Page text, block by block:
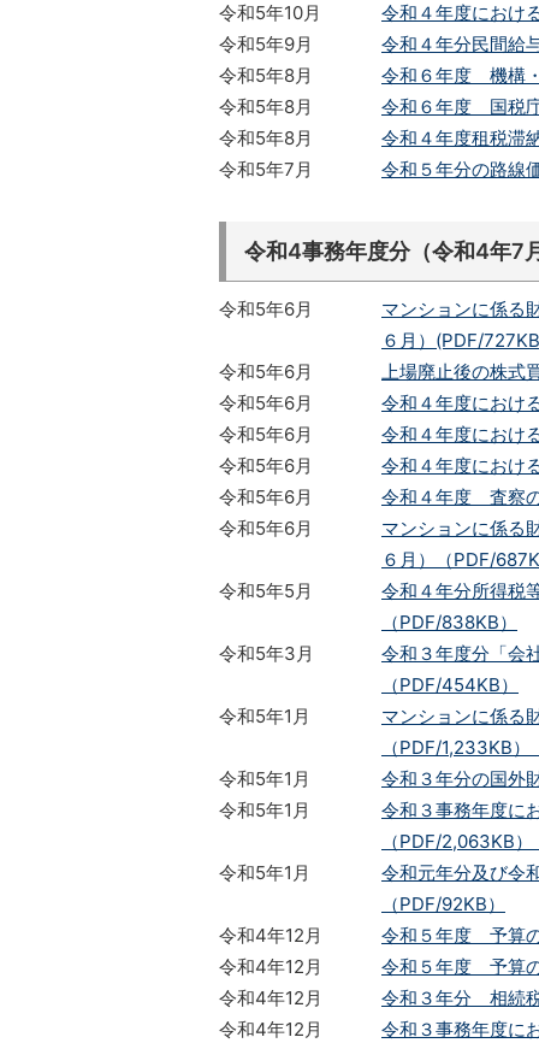
令和5年10月
令和４年度におけ
令和5年9月
令和４年分民間給
令和5年8月
令和６年度 機構
令和5年8月
令和６年度 国税
令和5年8月
令和４年度租税滞
令和5年7月
令和５年分の路線
令和4事務年度分（令和4年7
令和5年6月
マンションに係る
６月）(PDF/
令和5年6月
上場廃止後の株式
令和5年6月
令和４年度におけ
令和5年6月
令和４年度におけ
令和5年6月
令和４年度におけ
令和5年6月
令和４年度 査察
令和5年6月
マンションに係る
６月）（PDF/
令和5年5月
令和４年分所得税
（PDF/838KB）
令和5年3月
令和３年度分「会
（PDF/454KB）
令和5年1月
マンションに係る
（PDF/1,233KB）
令和5年1月
令和３年分の国外
令和5年1月
令和３事務年度に
（PDF/2,063KB）
令和5年1月
令和元年分及び令
（PDF/92KB）
令和4年12月
令和５年度 予算の
令和4年12月
令和５年度 予算の
令和4年12月
令和３年分 相続税
令和4年12月
令和３事務年度に